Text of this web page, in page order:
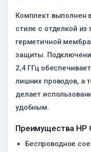
Комплект выполнен
стиле с отделкой из
герметичной
защиты.
2,4 ГГц
лишних проводов, а
делает
удобным.
Преимущества HP
Беспроводное